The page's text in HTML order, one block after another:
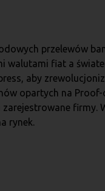
przelewów
walutami fiat a
aby
opartych na
zarejestrowane firmy.
rynek.